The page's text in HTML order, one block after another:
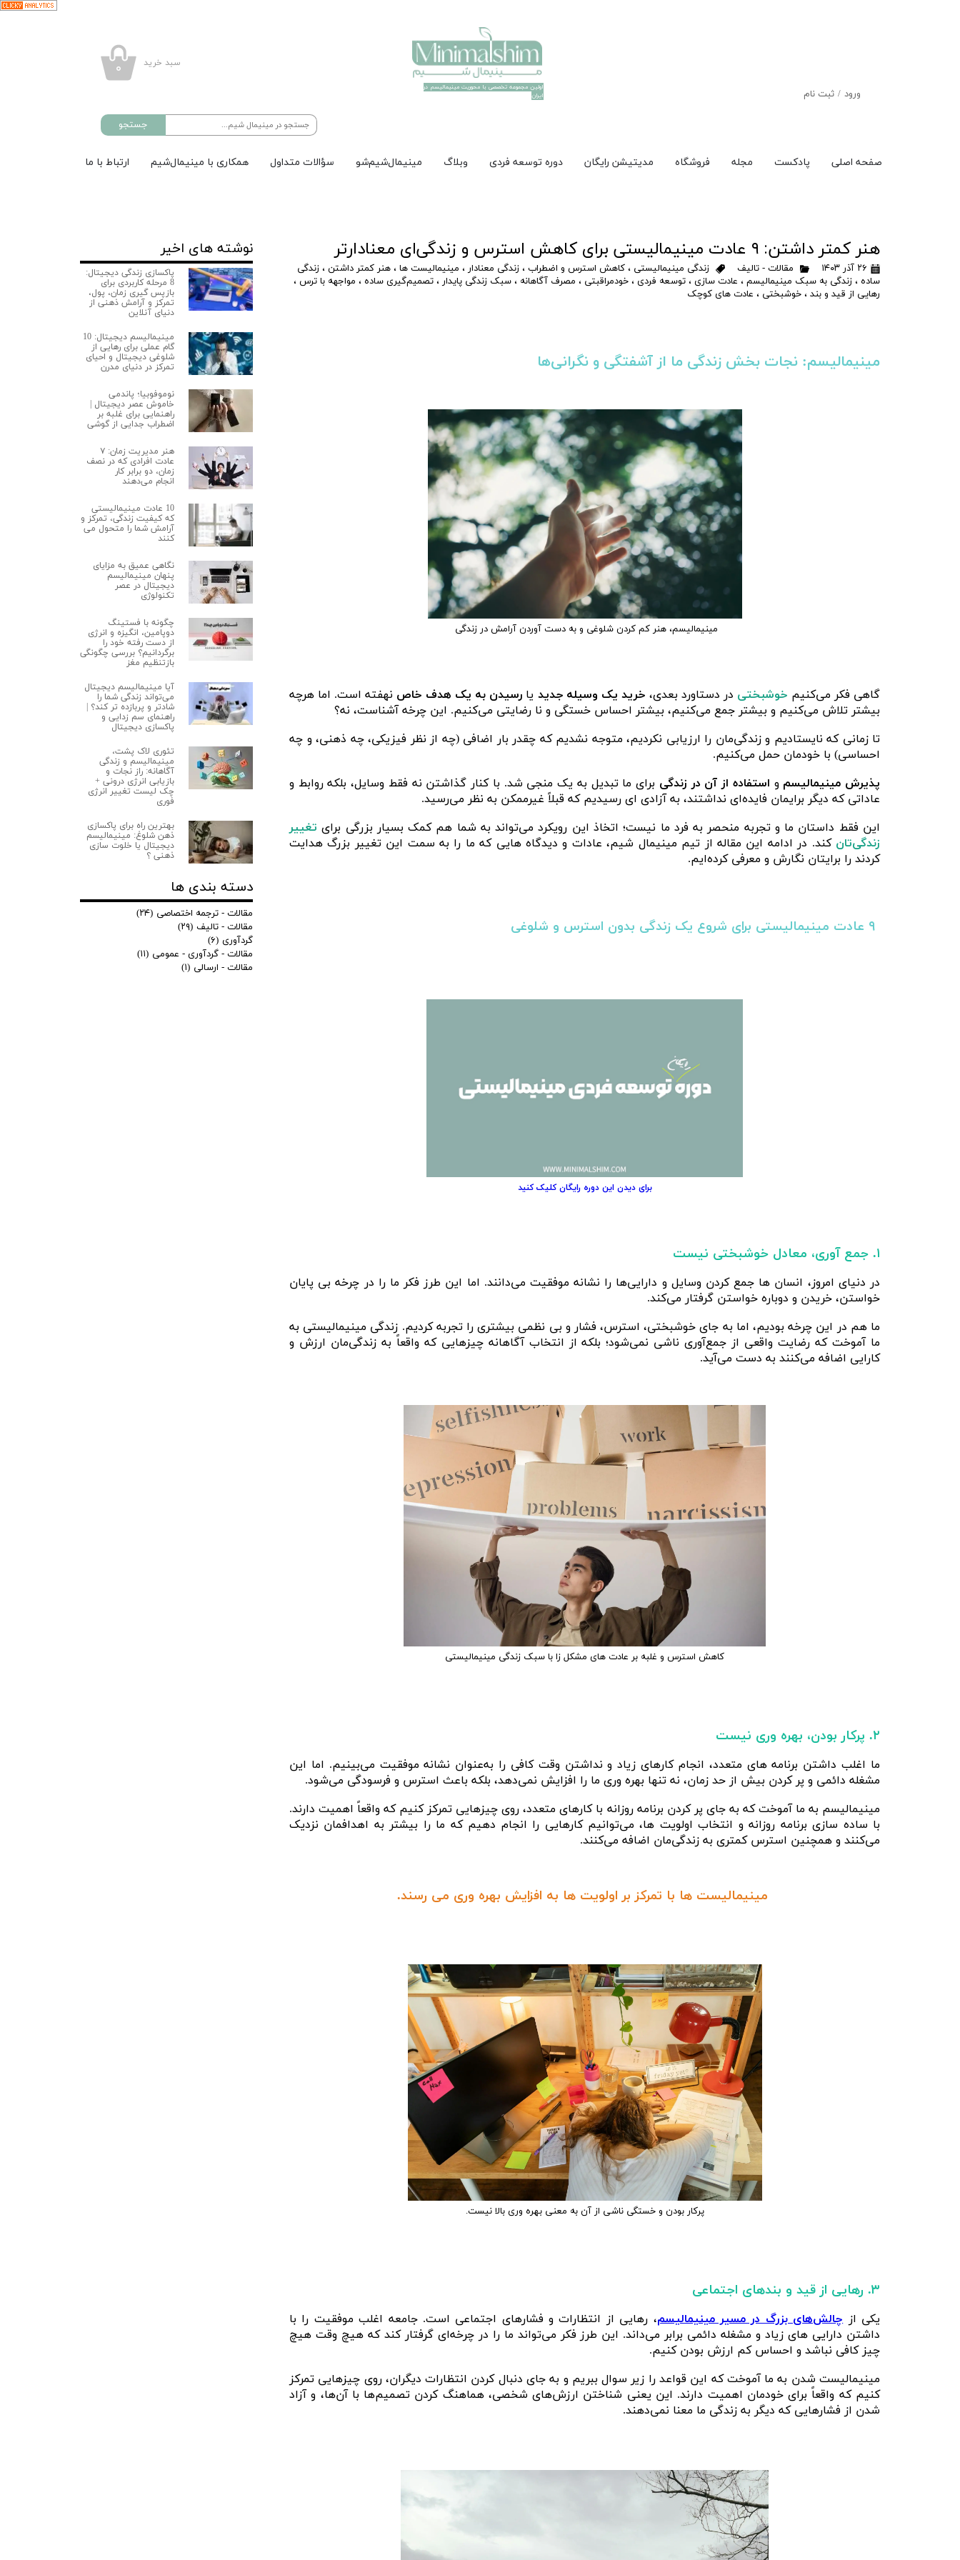
صفحه اصلی پادکست مجله فروشگاه مدیتیشن رایگان دوره توسعه فردی وبلاگ مینیمال‌شیم‌شو سؤالات متداول همکاری با مینیمال‌شیم ارتباط با ما
۰ سبد خرید
اولین مجموعه تخصصی با محوریت مینیمالیسم در
ایران​​​​​​​
جستجو
ورود / ثبت نام
سفارشات
هنر کمتر داشتن: ۹ عادت مینیمالیستی برای کاهش استرس و زندگی‌ای معنادارتر
۲۶ آذر ۱۴۰۳ مقالات - تالیف زندگی مینیمالیستی ، کاهش استرس و اضطراب ، زندگی معنادار ، مینیمالیست ها ، هنر کمتر داشتن ، زندگی
ساده ، زندگی به سبک مینیمالیسم ، عادت سازی ، توسعه فردی ، خودمراقبتی ، مصرف آگاهانه ، سبک زندگی‌ پایدار ، تصمیم‌گیری ساده‌ ، مواجهه با ترس ،
رهایی از قید و بند ، خوشبختی ، عادت های کوچک
مینیمالیسم: نجات‌ بخش زندگی ما از آشفتگی‌ و نگرانی‌ها
مینیمالیسم، هنر کم کردن شلوغی و به دست آوردن آرامش در زندگی
گاهی فکر می‌کنیم خوشبختی در دستاورد بعدی، خرید یک وسیله جدید یا رسیدن به یک هدف خاص نهفته است. اما هرچه
بیشتر تلاش می‌کنیم و بیشتر جمع می‌کنیم، بیشتر احساس خستگی و نا رضایتی می‌کنیم. این چرخه آشناست، نه؟
تا زمانی که نایستادیم و زندگی‌مان را ارزیابی نکردیم، متوجه نشدیم که چقدر بار اضافی (چه از نظر فیزیکی، چه ذهنی، و چه
احساسی) با خودمان حمل می‌کنیم.
پذیرش مینیمالیسم و استفاده از آن در زندگی برای ما تبدیل به یک منجی شد. با کنار گذاشتن نه فقط وسایل، بلکه روابط و
عاداتی که دیگر برایمان فایده‌ای نداشتند، به آزادی‌ ای رسیدیم که قبلاً غیرممکن به نظر می‌رسید.
این فقط داستان ما و تجربه منحصر به فرد ما نیست؛ اتخاذ این رویکرد می‌تواند به شما هم کمک بسیار بزرگی برای تغییر
زندگی‌تان کند. در ادامه این مقاله از تیم مینیمال شیم، عادات و دیدگاه‌ هایی که ما را به سمت این تغییر بزرگ هدایت
کردند را برایتان نگارش و معرفی کرده‌ایم.
۹ عادت مینیمالیستی برای شروع یک زندگی بدون استرس و شلوغی
برای دیدن این دوره رایگان کلیک کنید
۱. جمع‌ آوری، معادل خوشبختی نیست
در دنیای امروز، انسان ها جمع کردن وسایل و دارایی‌ها را نشانه موفقیت می‌دانند. اما این طرز فکر ما را در چرخه بی‌ پایان
خواستن، خریدن و دوباره خواستن گرفتار می‌کند.
ما هم در این چرخه بودیم، اما به جای خوشبختی، استرس، فشار و بی‌ نظمی بیشتری را تجربه کردیم. زندگی مینیمالیستی به
ما آموخت که رضایت واقعی از جمع‌آوری ناشی نمی‌شود؛ بلکه از انتخاب آگاهانه چیزهایی که واقعاً به زندگی‌مان ارزش و
کارایی اضافه می‌کنند به دست می‌آید.
کاهش استرس و غلبه بر عادت های مشکل زا با سبک زندگی مینیمالیستی
۲. پرکار بودن، بهره‌ وری نیست
ما اغلب داشتن برنامه های متعدد، انجام کارهای زیاد و نداشتن وقت کافی را به‌عنوان نشانه موفقیت می‌بینیم. اما این
مشغله دائمی و پر کردن بیش از حد زمان، نه‌ تنها بهره‌ وری ما را افزایش نمی‌دهد، بلکه باعث استرس و فرسودگی می‌شود.
مینیمالیسم به ما آموخت که به‌ جای پر کردن برنامه روزانه با کارهای متعدد، روی چیزهایی تمرکز کنیم که واقعاً اهمیت دارند.
با ساده‌ سازی برنامه روزانه و انتخاب اولویت‌ ها، می‌توانیم کارهایی را انجام دهیم که ما را بیشتر به اهدافمان نزدیک
می‌کنند و همچنین استرس کمتری به زندگی‌مان اضافه می‌کنند.
مینیمالیست ها با تمرکز بر اولویت ها به افزایش بهره وری می رسند.
پرکار بودن و خستگی ناشی از آن به معنی بهره وری بالا نیست.
۳. رهایی از قید و بندهای اجتماعی
یکی ازچالش‌های بزرگ در مسیر مینیمالیسم، رهایی از انتظارات و فشارهای اجتماعی است. جامعه اغلب موفقیت را با
داشتن دارایی‌ های زیاد و مشغله دائمی برابر می‌داند. این طرز فکر می‌تواند ما را در چرخه‌ای گرفتار کند که هیچ وقت هیچ
چیز کافی نباشد و احساس کم‌ ارزش بودن کنیم.
مینیمالیست شدن به ما آموخت که این قواعد را زیر سوال ببریم و به جای دنبال کردن انتظارات دیگران، روی چیزهایی تمرکز
کنیم که واقعاً برای خودمان اهمیت دارند. این یعنی شناختن ارزش‌های شخصی، هماهنگ کردن تصمیم‌ها با آن‌ها، و آزاد
شدن از فشارهایی که دیگر به زندگی ما معنا نمی‌دهند.
نوشته های اخیر
پاکسازی زندگی دیجیتال:
8 مرحله کاربردی برای
بازپس گیری زمان، پول،
تمرکز و آرامش ذهنی از
دنیای آنلاین
مینیمالیسم دیجیتال: 10
گام عملی برای رهایی از
شلوغی دیجیتال و احیای
تمرکز در دنیای مدرن
نوموفوبیا؛ پاندمی
خاموش عصر دیجیتال |
راهنمایی برای غلبه بر
اضطراب جدایی از گوشی
هنر مدیریت زمان: ۷
عادت افرادی که در نصف
زمان، دو برابر کار
انجام می‌دهند
10 عادت مینیمالیستی
که کیفیت زندگی، تمرکز و
آرامش شما را متحول می
کنند
نگاهی عمیق به مزایای
پنهان مینیمالیسم
دیجیتال در عصر
تکنولوژی
چگونه با فستینگ
دوپامین، انگیزه و انرژی
از دست رفته خود را
برگردانیم؟ بررسی چگونگی
بازتنظیم مغز
آیا مینیمالیسم دیجیتال
می‌تواند زندگی شما را
شادتر و پربازده‌ تر کند؟ |
راهنمای سم زدایی و
پاکسازی دیجیتال
تئوری لاک‌ پشت،
مینیمالیسم و زندگی
آگاهانه: راز نجات و
بازیابی انرژی درونی +
چک لیست تغییر انرژی
فوری
بهترین راه برای پاکسازی
ذهن شلوغ: مینیمالیسم
دیجیتال یا خلوت‌ سازی
ذهنی ؟
دسته بندی ها
مقالات - ترجمه اختصاصی (۲۴)
مقالات - تالیف (۲۹)
گردآوری (۶)
مقالات - گردآوری - عمومی (۱۱)
مقالات - ارسالی (۱)